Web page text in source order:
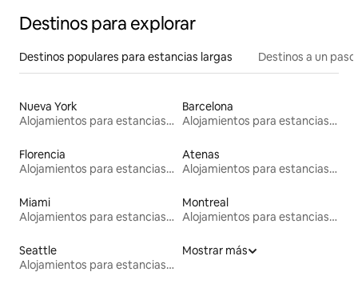
Destinos para explorar
Destinos populares para estancias largas Destinos a un
Nueva York
Alojamientos para estancias largas
Barcelona
Alojamientos para estancias largas
Florencia
Alojamientos para estancias largas
Atenas
Alojamientos para estancias largas
Miami
Alojamientos para estancias largas
Montreal
Alojamientos para estancias largas
Seattle
Alojamientos para estancias largas
Mostrar más